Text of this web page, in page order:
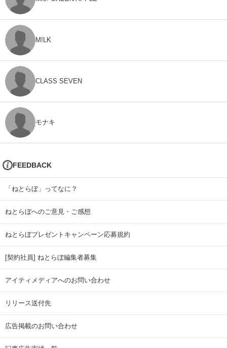
M!LK
CLASS SEVEN
モナキ
FEEDBACK
「ねとらぼ」ってなに？
ねとらぼへのご意見・ご感想
ねとらぼプレゼントキャンペーン応募規約
[契約社員] ねとらぼ編集者募集
アイティメディアへのお問い合わせ
リリース送付先
広告掲載のお問い合わせ